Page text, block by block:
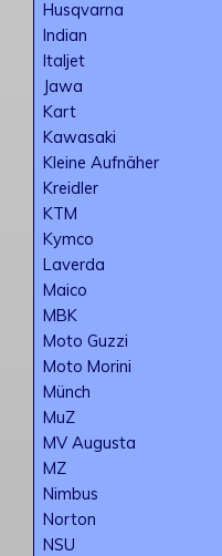
Husqvarna
Indian
Italjet
Jawa
Kart
Kawasaki
Kleine Aufnäher
Kreidler
KTM
Kymco
Laverda
Maico
MBK
Moto Guzzi
Moto Morini
Münch
MuZ
MV Augusta
MZ
Nimbus
Norton
NSU